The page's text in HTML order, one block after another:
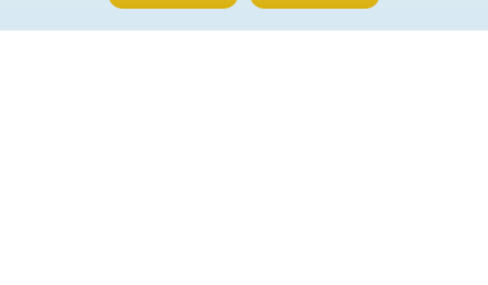
BUY NOW, PAY LATER